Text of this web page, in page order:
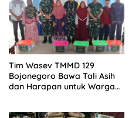
Tim Wasev TMMD 129
Bojonegoro Bawa Tali Asih
dan Harapan untuk Warga